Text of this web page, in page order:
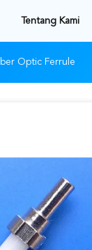
Tentang Kami
Optic Ferrule